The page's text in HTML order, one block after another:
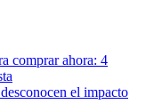
comprar ahora: 4
el impacto